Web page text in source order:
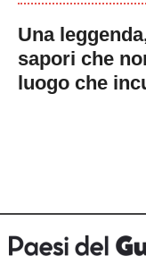
Una
sapori che
luogo che